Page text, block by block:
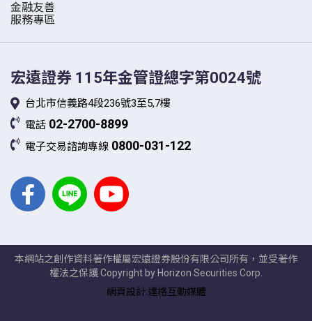
金融友善
服務專區
宏遠證券 115年金管證總字第0024號
台北市信義路4段236號3至5,7樓
電話 02-2700-8899
電子交易諮詢專線 0800-031-122
本網站之創作資料著作權屬宏遠證券股份有限公司所有，並受著作
權法之保護 Copyright by Horizon Securities Corp.
網頁設計:達格互動媒體